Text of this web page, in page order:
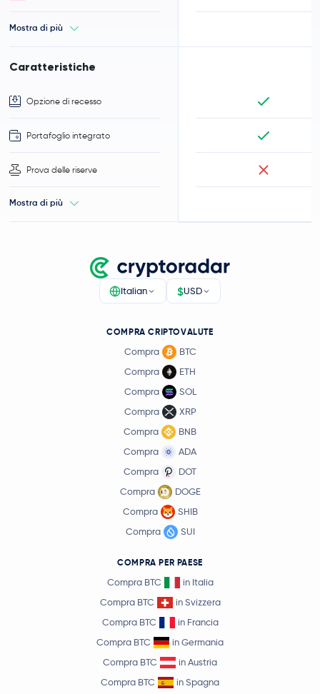
Mostra di più
Caratteristiche
Opzione di recesso
Portafoglio integrato
Prova delle riserve
Mostra di più
Italian $USD
COMPRA CRIPTOVALUTE
Compra
BTC
Compra
ETH
Compra
SOL
Compra
XRP
Compra
BNB
Compra
ADA
Compra
DOT
Compra
DOGE
Compra
SHIB
Compra
SUI
COMPRA PER PAESE
Compra BTC
in Italia
Compra BTC
in Svizzera
Compra BTC
in Francia
Compra BTC
in Germania
Compra BTC
in Austria
Compra BTC
in Spagna